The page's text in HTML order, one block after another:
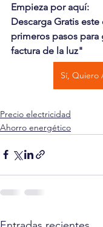
Empieza por aquí:
Descarga Gratis
primeros pasos
factura de la luz"
Sí, Quiero
Precio electricidad
Ahorro energético